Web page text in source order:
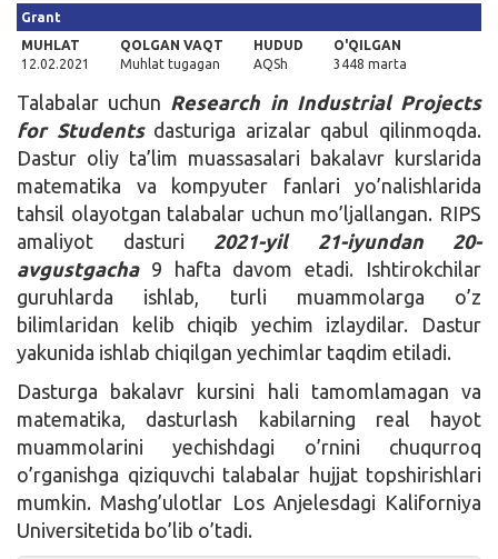
Grant
MUHLAT
12.02.2021
QOLGAN VAQT
Muhlat tugagan
HUDUD
AQSh
O'QILGAN
3448 marta
Talabalar uchun Research in Industrial Projects
for Students dasturiga arizalar qabul qilinmoqda.
Dastur oliy ta’lim muassasalari bakalavr kurslarida
matematika va kompyuter fanlari yo’nalishlarida
tahsil olayotgan talabalar uchun mo’ljallangan. RIPS
amaliyot dasturi 2021-yil 21-iyundan 20-
avgustgacha9 hafta davom etadi. Ishtirokchilar
guruhlarda ishlab, turli muammolarga o’z
bilimlaridan kelib chiqib yechim izlaydilar. Dastur
yakunida ishlab chiqilgan yechimlar taqdim etiladi.
Dasturga bakalavr kursini hali tamomlamagan va
matematika, dasturlash kabilarning real hayot
muammolarini yechishdagi o’rnini chuqurroq
o’rganishga qiziquvchi talabalar hujjat topshirishlari
mumkin. Mashg’ulotlar Los Anjelesdagi Kaliforniya
Universitetida bo’lib o’tadi.